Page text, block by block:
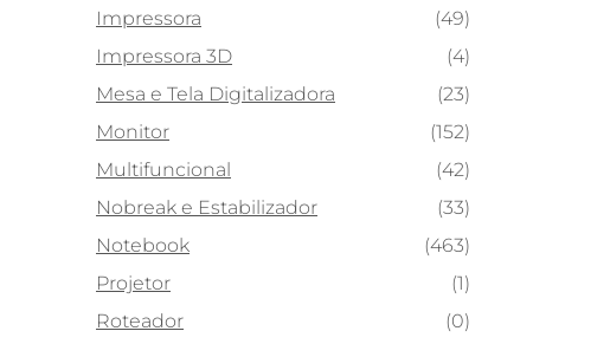
Impressora
(49)
Impressora 3D
(4)
Mesa e Tela Digitalizadora
(23)
Monitor
(152)
Multifuncional
(42)
Nobreak e Estabilizador
(33)
Notebook
(463)
Projetor
(1)
Roteador
(0)